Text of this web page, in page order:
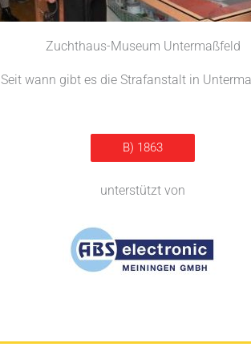
Zuchthaus-Museum Untermaßfeld
Seit wann gibt es die Strafanstalt in
B) 1863
unterstützt von